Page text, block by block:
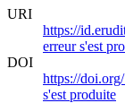
URI
https://
erreur s'est
DOI
https://
s'est produite